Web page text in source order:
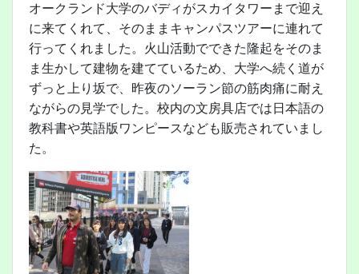
オークランド大学のバディがスカイタワーまで迎え
に来てくれて、そのままキャンパスツアーに連れて
行ってくれました。火山活動でできた隆起をそのま
ま生かして建物を建てているため、大学へ続く道が
ずっと上り坂で、昨夜のソーラン節の筋肉痛に耐え
ながらの見学でした。校内の文房具店では日本語の
教科書や英語版ワンピースなども販売されていまし
た。